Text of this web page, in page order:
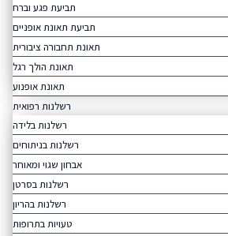
תביעת פגע וברח
תביעת תאונת אופניים
תאונת תחבורה ציבורית
תאונת הולך רגל
תאונת אופנוע
רשלנות רפואית
רשלנות בלידה
רשלנות בניתוחים
אבחון שגוי ומאוחר
רשלנות בסרטן
רשלנות בהריון
טעויות בתרופות